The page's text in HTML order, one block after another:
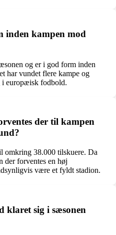
inden kampen mod
og er i god form inden
har vundet flere kampe og
i europæisk fodbold.
der til kampen
omkring 38.000 tilskuere. Da
der forventes en høj
være et fyldt stadion.
klaret sig i sæsonen